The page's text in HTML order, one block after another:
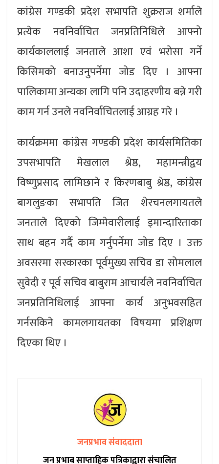
कांग्रेस गण्डकी प्रदेश सभापति शुक्रराज शर्माले
प्रत्येक नवनिर्वाचित जनप्रतिनिधिले आफ्नो
कार्यकाललाई जनताले आशा एवं भरोसा गर्ने
किसिमको बनाउनुपर्नेमा जोड दिए । आफ्ना
पालिकामा अन्यका लागि पनि उदाहरणीय बन्ने गरी
काम गर्न उनले नवनिर्वाचितलाई आग्रह गरे ।
कार्यक्रममा कांग्रेस गण्डकी प्रदेश कार्यसमितिका
उपसभापति मेखलाल श्रेष्ठ, महामन्त्रीद्वय
विष्णुप्रसाद लामिछाने र किरणबाबु श्रेष्ठ, कांग्रेस
बागलुङका सभापति जित शेरचनलगायतले
जनताले दिएको जिम्मेवारीलाई इमान्दारिताका
साथ बहन गर्दै काम गर्नुपर्नेमा जोड दिए । उक्त
अवसरमा सरकारका पूर्वमुख्य सचिव डा सोमलाल
सुवेदी र पूर्व सचिव बाबुराम आचार्यले नवनिर्वाचित
जनप्रतिनिधिलाई आफ्ना कार्य अनुभवसहित
गर्नसकिने कामलगायतका विषयमा प्रशिक्षण
दिएका थिए ।
जनप्रभाव संवाददाता
जन प्रभाब साप्ताहिक पत्रिकाद्वारा संचालित